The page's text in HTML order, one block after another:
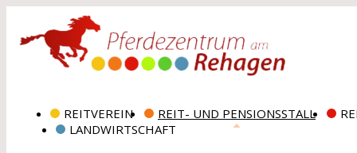
REITVEREIN REIT- UND PENSIONSSTALL
LANDWIRTSCHAFT